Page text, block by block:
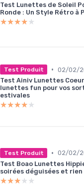
Test Lunettes de Soleil
Ronde : Un Style Rétro à
★★★★★
★★★★★
Test Produit • 02/02/
Test Ainiv Lunettes
lunettes fun pour vos
estivales
★★★★★
★★★★★
Test Produit • 02/02/
Test Boao Lunettes
soirées déguisées et rien
★★★★★
★★★★★